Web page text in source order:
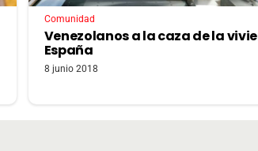
Comunidad
Venezolanos a la caza de la
España
8 junio 2018